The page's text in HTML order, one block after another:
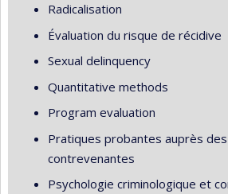
Radicalisation
Évaluation du risque de récidive
Sexual delinquency
Quantitative methods
Program evaluation
Pratiques probantes auprès
contrevenantes
Psychologie criminologique et